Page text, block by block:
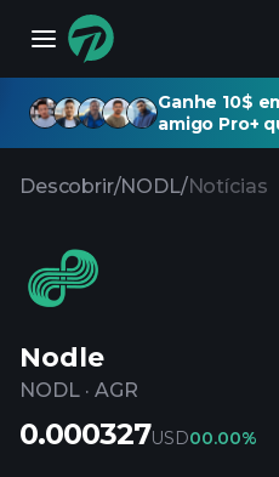
Ganhe 10$
amigo Pro+
Descobrir/NODL/Notícias
Nodle
NODL · AGR
0.000327USD00.00%